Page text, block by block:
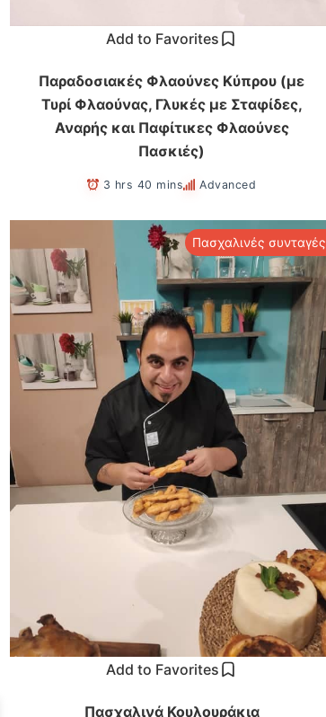
Add to Favorites
Παραδοσιακές Φλαούνες Κύπρου (με
Τυρί Φλαούνας, Γλυκές με Σταφίδες,
Αναρής και Παφίτικες Φλαούνες
Πασκιές)
3 hrs 40 mins Advanced
Add to Favorites
Πασχαλινές συνταγές
Πασχαλινά Κουλουράκια